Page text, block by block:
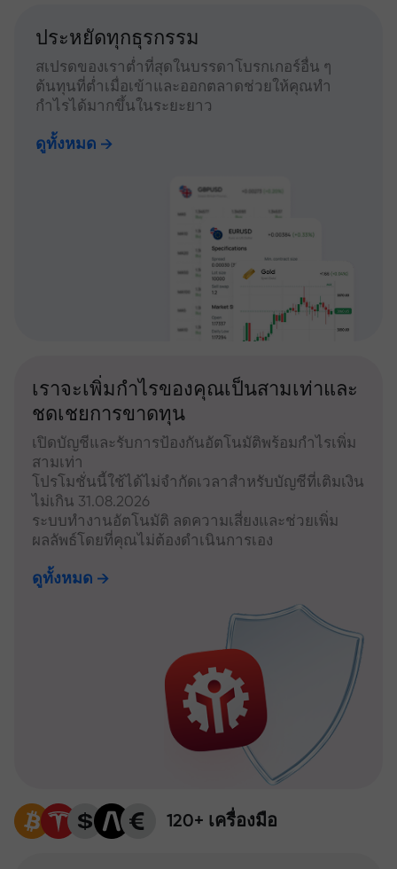
ประหยัดทุกธุรกรรม
สเปรดของเราต่ำที่สุดในบรรดาโบรกเกอร์อื่น ๆ
ต้นทุนที่ต่ำเมื่อเข้าและออกตลาดช่วยให้คุณทำ
กำไรได้มากขึ้นในระยะยาว
ดูทั้งหมด
เราจะเพิ่มกำไรของคุณเป็นสามเท่าและ
ชดเชยการขาดทุน
เปิดบัญชีและรับการป้องกันอัตโนมัติพร้อมกำไรเพิ่ม
สามเท่า
โปรโมชั่นนี้ใช้ได้ไม่จำกัดเวลาสำหรับบัญชีที่เติมเงิน
ไม่เกิน 31.08.2026
ระบบทำงานอัตโนมัติ ลดความเสี่ยงและช่วยเพิ่ม
ผลลัพธ์โดยที่คุณไม่ต้องดำเนินการเอง
ดูทั้งหมด
120+ เครื่องมือ